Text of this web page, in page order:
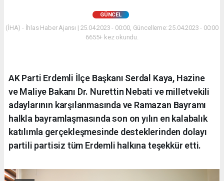
GÜNCEL
(İHA) - İhlas Haber Ajansı | 25.04.2023 - 00:00, Güncelleme: 25.04.2023 - 00:00
6655+ kez okundu.
AK Parti Erdemli İlçe Başkanı Serdal Kaya, Hazine
ve Maliye Bakanı Dr. Nurettin Nebati ve milletvekili
adaylarının karşılanmasında ve Ramazan Bayramı
halkla bayramlaşmasında son on yılın en kalabalık
katılımla gerçekleşmesinde desteklerinden dolayı
partili partisiz tüm Erdemli halkına teşekkür etti.